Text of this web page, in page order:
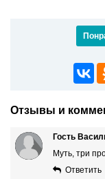
Отзывы и
Гость
Муть, три
Ответить